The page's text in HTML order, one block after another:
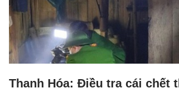
Thanh Hóa: Điều tra cái chết